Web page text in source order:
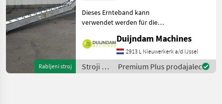
Rabljeni stroj
Dieses Ernteband kann
verwendet werden für die
handwerklich geerntes
Gewächs, wie zB.
Blumenkohl, Endivie,
Sellerie, Rosenkohl, Salat,
Duijndam Machines
2913 L Nieuwerkerk a/d IJssel
Stroji za
spravilo
Premium Plus prodajalec